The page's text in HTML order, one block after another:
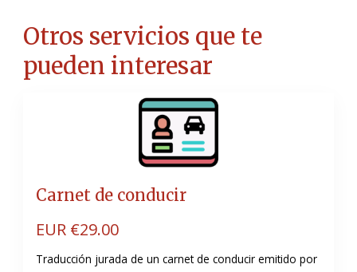
Otros servicios que te
pueden interesar
Carnet de conducir
EUR €29.00
Traducción jurada de un carnet de conducir emitido por